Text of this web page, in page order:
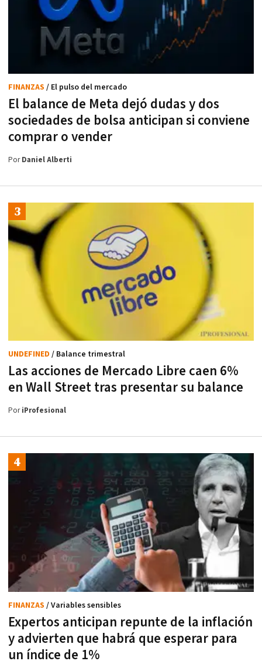
El balance de Meta dejó dudas y dos
sociedades de bolsa anticipan si conviene
comprar o vender
FINANZAS / El pulso del mercado
PorDaniel Alberti
Las acciones de Mercado Libre caen 6%
en Wall Street tras presentar su balance
UNDEFINED / Balance trimestral
PoriProfesional
Expertos anticipan repunte de la inflación
y advierten que habrá que esperar para
un índice de 1%
FINANZAS / Variables sensibles